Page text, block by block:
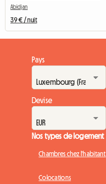
Abidjan
39 € / nuit
Pays
Devise
Nos types de logement
Chambres chez l'habitant
Colocations